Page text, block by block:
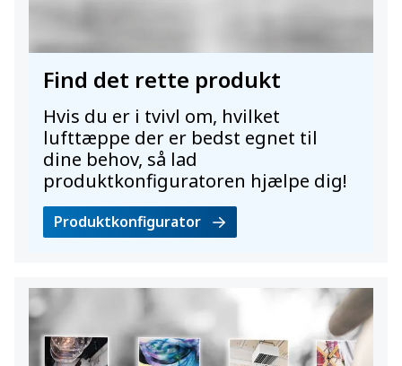
Find det rette produkt
Hvis du er i tvivl om, hvilket
lufttæppe der er bedst egnet til
dine behov, så lad
produktkonfiguratoren hjælpe dig!
Produktkonfigurator